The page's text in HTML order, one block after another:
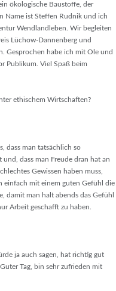
ökologische Baustoffe, der
Name ist Steffen Rudnik und ich
Wendlandleben. Wir begleiten
Lüchow-Dannenberg und
Gesprochen habe ich mit Ole und
Publikum. Viel Spaß beim
ethischem Wirtschaften?
dass man tatsächlich so
dass man Freude dran hat an
Gewissen haben muss,
einfach mit einem guten Gefühl die
damit man halt abends das Gefühl
Arbeit geschafft zu haben.
ja auch sagen, hat richtig gut
Tag, bin sehr zufrieden mit